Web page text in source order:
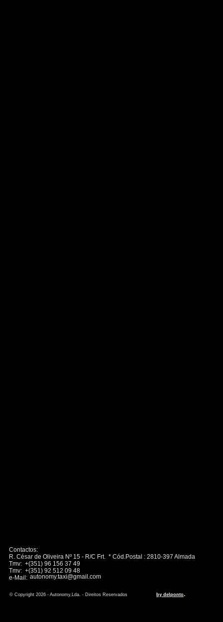
Contactos:
R. César de Oliveira Nº 15 - R/C Frt. * Cód.Postal : 2810-397 Almada
Tmv: +(351) 96 156 37 49
Tmv: +(351) 92 512 09 48
e-Mail:
© Copyright 2026 - Autonomy,Lda. - Direitos Reservados by delponto.
autonomy.taxi@gmail.com